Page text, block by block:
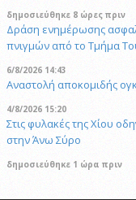
δημοσιεύθηκε 8 ώρες πριν
Δράση ενημέρωσης
πνιγμών από το Τμήμα
6/8/2026 14:43
Αναστολή αποκομιδής
4/8/2026 15:20
Στις φυλακές της Χίου
στην Άνω Σύρο
δημοσιεύθηκε 1 ώρα πριν